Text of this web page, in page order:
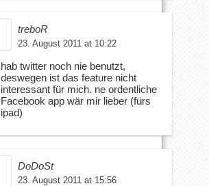
treboR
23. August 2011 at 10:22
hab twitter noch nie benutzt,
deswegen ist das feature nicht
interessant für mich. ne ordentliche
Facebook app wär mir lieber (fürs
ipad)
DoDoSt
23. August 2011 at 15:56